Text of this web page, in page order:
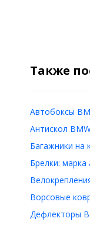
Также
Автобоксы
Антискол
Багажники на
Брелки: марка
Ворсовые
Дефлекторы